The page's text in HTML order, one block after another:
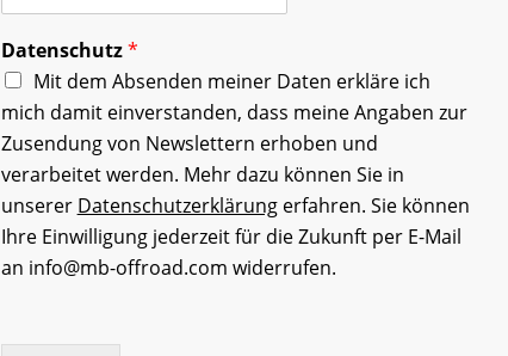
Datenschutz*
Mit dem Absenden meiner Daten erkläre ich
mich damit einverstanden, dass meine Angaben zur
Zusendung von Newslettern erhoben und
verarbeitet werden. Mehr dazu können Sie in
unserer Datenschutzerklärungerfahren. Sie können
Ihre Einwilligung jederzeit für die Zukunft per E-Mail
an info@mb-offroad.com widerrufen.